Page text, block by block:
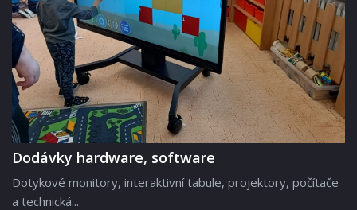
Dodávky hardware, software
Dotykové monitory, interaktivní tabule, projektory, počítače
a technická...